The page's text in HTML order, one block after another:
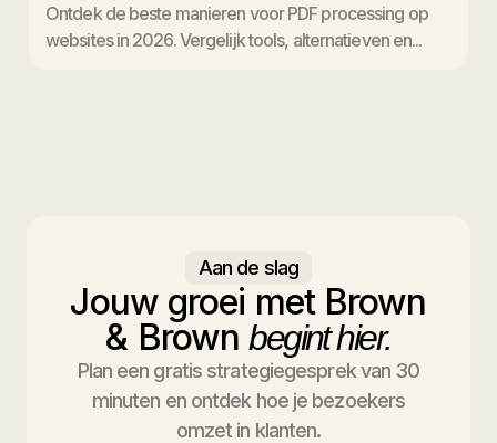
Ontdek de beste manieren voor PDF processing op
websites in 2026. Vergelijk tools, alternatieven en...
Aan de slag
Jouw groei met Brown
& Brownbegint hier.
Plan een gratis strategiegesprek van 30
minuten en ontdek hoe je bezoekers
omzet in klanten.